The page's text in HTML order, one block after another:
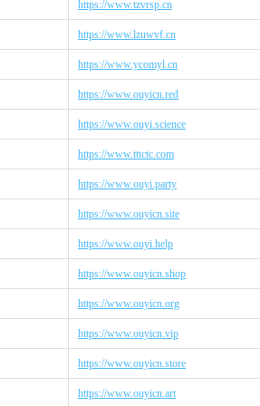
https://www.tzvrsp.cn
https://www.lzuwvf.cn
https://www.ycomyl.cn
https://www.ouyicn.red
https://www.ouyi.science
https://www.tttctc.com
https://www.ouyi.party
https://www.ouyicn.site
https://www.ouyi.help
https://www.ouyicn.shop
https://www.ouyicn.org
https://www.ouyicn.vip
https://www.ouyicn.store
https://www.ouyicn.art